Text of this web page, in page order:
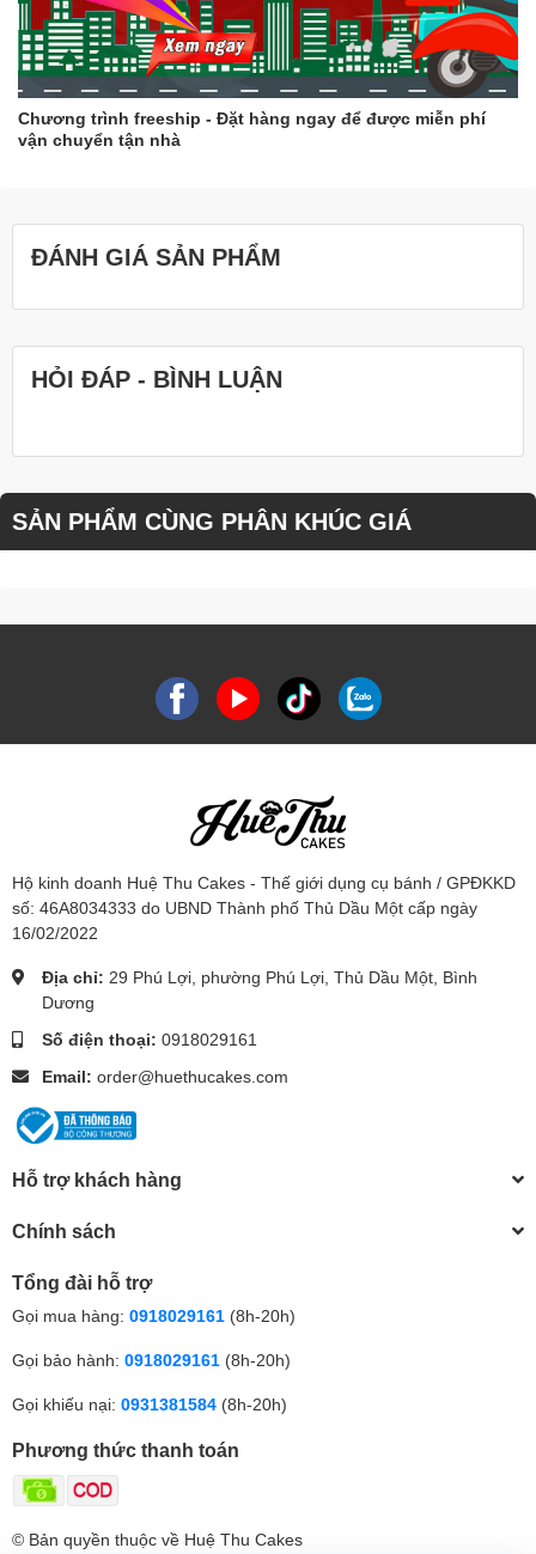
Chương trình freeship - Đặt hàng ngay để được miễn phí
vận chuyển tận nhà
ĐÁNH GIÁ SẢN PHẨM
HỎI ĐÁP - BÌNH LUẬN
SẢN PHẨM CÙNG PHÂN KHÚC GIÁ
Hộ kinh doanh Huệ Thu Cakes - Thế giới dụng cụ bánh / GPĐKKD
số: 46A8034333 do UBND Thành phố Thủ Dầu Một cấp ngày
16/02/2022
Địa chỉ: 29 Phú Lợi, phường Phú Lợi, Thủ Dầu Một, Bình
Dương
Số điện thoại: 0918029161
Email: order@huethucakes.com
Hỗ trợ khách hàng
Chính sách
Tổng đài hỗ trợ
Gọi mua hàng: 0918029161 (8h-20h)
Gọi bảo hành: 0918029161 (8h-20h)
Gọi khiếu nại: 0931381584 (8h-20h)
Phương thức thanh toán
© Bản quyền thuộc về Huệ Thu Cakes